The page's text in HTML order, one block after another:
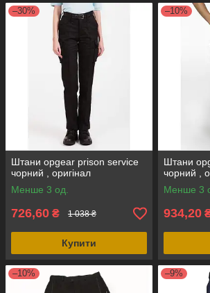
–30%
Штани opgear prison service
чорний , оригінал
Менше 3 од.
726,60 ₴ 1 038 ₴
Купити
–10%
Штани
чорний ,
Менше 3
934,20
–10% –9%